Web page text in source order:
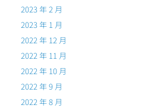
2023 年 2 月
2023 年 1 月
2022 年 12 月
2022 年 11 月
2022 年 10 月
2022 年 9 月
2022 年 8 月